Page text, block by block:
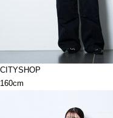
CITYSHOP
160cm